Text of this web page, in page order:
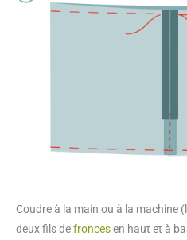
Coudre à la main ou à la machine
deux fils defroncesen haut et à